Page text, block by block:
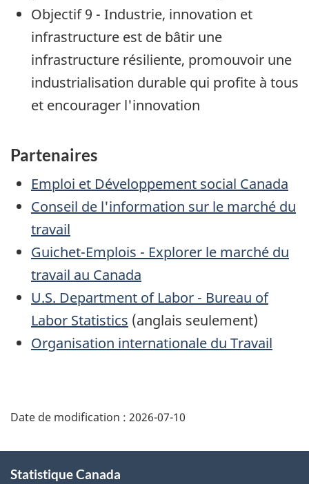
Objectif 9 - Industrie, innovation et
infrastructure est de bâtir une
infrastructure résiliente, promouvoir une
industrialisation durable qui profite à tous
et encourager l'innovation
Partenaires
Emploi et Développement social Canada
Conseil de l'information sur le marché du
travail
Guichet-Emplois - Explorer le marché du
travail au Canada
U.S. Department of Labor - Bureau of
Labor Statistics (anglais seulement)
Organisation internationale du Travail
Date de modification : 2026-07-10
Statistique Canada